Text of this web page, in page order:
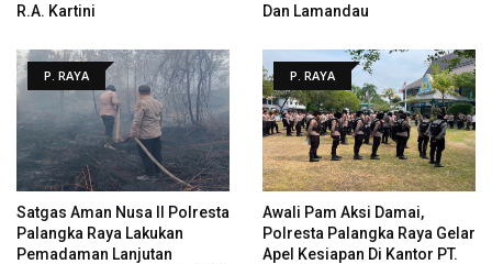
R.A. Kartini
Dan Lamandau
P. RAYA
Satgas Aman Nusa II Polresta
Palangka Raya Lakukan
Pemadaman Lanjutan
P. RAYA
Awali Pam Aksi Damai,
Polresta Palangka Raya Gelar
Apel Kesiapan Di Kantor PT.